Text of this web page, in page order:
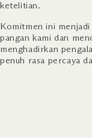
ketelitian.
Komitmen ini menjadi
pangan kami dan
menghadirkan
penuh rasa percaya